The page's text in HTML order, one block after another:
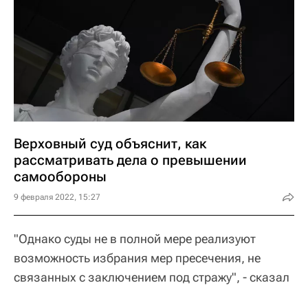
Верховный суд объяснит, как
рассматривать дела о превышении
самообороны
9 февраля 2022, 15:27
"Однако суды не в полной мере реализуют
возможность избрания мер пресечения, не
связанных с заключением под стражу", - сказал